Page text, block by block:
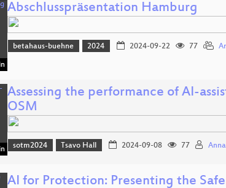
Abschlusspräsentation Hamburg
betahaus-buehne 2024 2024-09-22 77
Assessing the performance of AI-
OSM
sotm2024 Tsavo Hall 2024-09-08 77
AI for Protection: Presenting the